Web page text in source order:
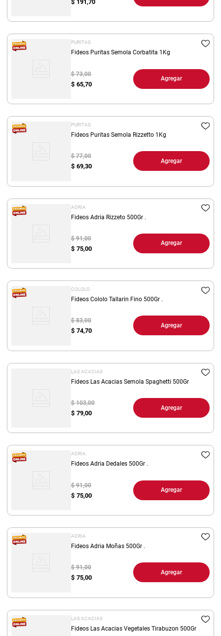
$ 191,70
PURITAS
Fideos Puritas Semola Corbatita 1Kg
$ 65,70
$ 73,00
Agregar
PURITAS
Fideos Puritas Semola Rizzetto 1Kg
$ 69,30
$ 77,00
Agregar
ADRIA
Fideos Adria Rizzeto 500Gr .
$ 75,00
$ 91,00
Agregar
COLOLO
Fideos Cololo Tallarin Fino 500Gr .
$ 74,70
$ 83,00
Agregar
LAS ACACIAS
Fideos Las Acacias Semola Spaghetti 500Gr
$ 79,00
$ 103,00
Agregar
ADRIA
Fideos Adria Dedales 500Gr .
$ 75,00
$ 91,00
Agregar
ADRIA
Fideos Adria Moñas 500Gr .
$ 75,00
$ 91,00
Agregar
LAS ACACIAS
Fideos Las Acacias Vegetales Tirabuzon 500Gr